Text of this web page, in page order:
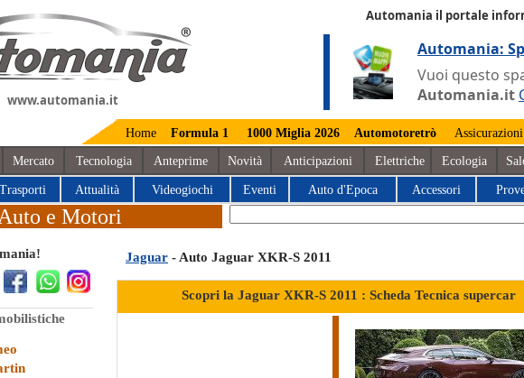
www.automania.it
Automania il portale
Automania:
Vuoi questo
Automania.it
Home Formula 1 1000 Miglia 2026 Automotoretrò Assicurazioni
Mercato Tecnologia Anteprime Novità Anticipazioni Elettriche Ecologia
Trasporti Attualità Videogiochi Eventi Auto d'Epoca Accessori
e Motori
Jaguar - Auto Jaguar XKR-S 2011
Scopri la Jaguar XKR-S 2011 : Scheda Tecnica supercar